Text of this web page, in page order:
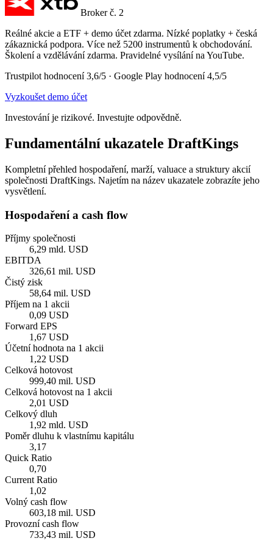
Broker č. 2
Reálné akcie a ETF + demo účet zdarma. Nízké poplatky + česká
zákaznická podpora. Více než 5200 instrumentů k obchodování.
Školení a vzdělávání zdarma. Pravidelné vysílání na YouTube.
Trustpilot hodnocení 3,6/5 · Google Play hodnocení 4,5/5
Vyzkoušet demo účet
Investování je rizikové. Investujte odpovědně.
Fundamentální ukazatele DraftKings
Kompletní přehled hospodaření, marží, valuace a struktury akcií
společnosti DraftKings. Najetím na název ukazatele zobrazíte jeho
vysvětlení.
Hospodaření a cash flow
Příjmy společnosti
6,29 mld. USD
EBITDA
326,61 mil. USD
Čistý zisk
58,64 mil. USD
Příjem na 1 akcii
0,09 USD
Forward EPS
1,67 USD
Účetní hodnota na 1 akcii
1,22 USD
Celková hotovost
999,40 mil. USD
Celková hotovost na 1 akcii
2,01 USD
Celkový dluh
1,92 mld. USD
Poměr dluhu k vlastnímu kapitálu
3,17
Quick Ratio
0,70
Current Ratio
1,02
Volný cash flow
603,18 mil. USD
Provozní cash flow
733,43 mil. USD